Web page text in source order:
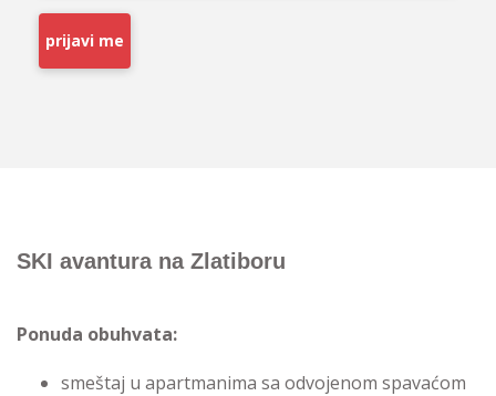
prijavi me
SKI avantura na Zlatiboru
Ponuda obuhvata:
smeštaj u apartmanima sa odvojenom spavaćom